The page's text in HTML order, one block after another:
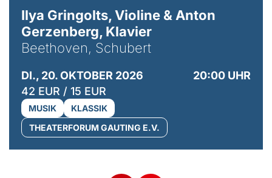
Ilya Gringolts, Violine & Anton
Gerzenberg, Klavier
Beethoven, Schubert
DI., 20. OKTOBER 2026
20:00 UHR
42 EUR / 15 EUR
MUSIK
KLASSIK
THEATERFORUM GAUTING E.V.